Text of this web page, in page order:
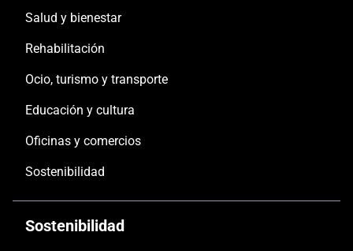
Salud y bienestar
Rehabilitación
Ocio, turismo y transporte
Educación y cultura
Oficinas y comercios
Sostenibilidad
Sostenibilidad